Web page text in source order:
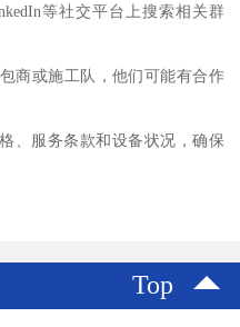
等社交平台上搜索相关群
商或施工队，他们可能有合作
、服务条款和设备状况，确保
Top